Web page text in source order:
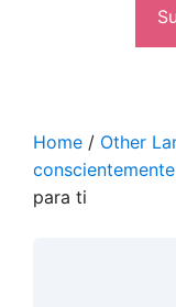
Home / Other
conscientemente
para ti